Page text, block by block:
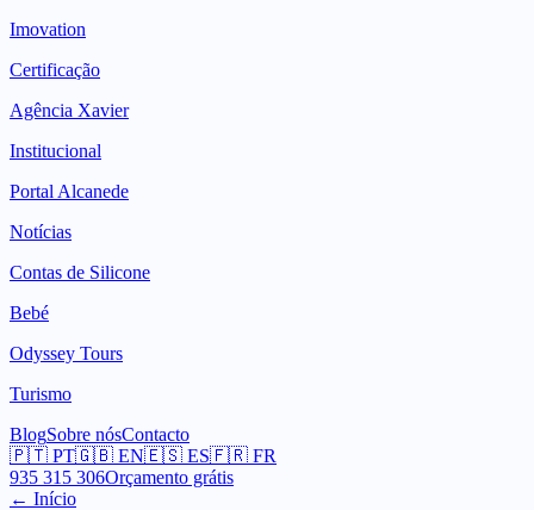
Imovation
Certificação
Agência Xavier
Institucional
Portal Alcanede
Notícias
Contas de Silicone
Bebé
Odyssey Tours
Turismo
BlogSobre nósContacto
🇵🇹 PT🇬🇧 EN🇪🇸 ES🇫🇷 FR
935 315 306Orçamento grátis
← Início